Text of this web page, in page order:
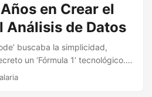
en Crear el
Análisis de Datos
buscaba la simplicidad,
un ‘Fórmula 1’ tecnológico.
de esta startup española, su